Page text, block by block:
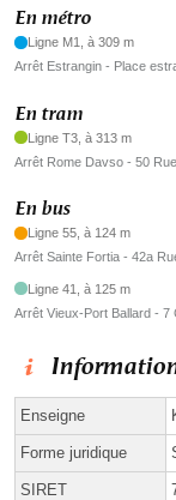
En métro
Ligne M1, à 309 m
Arrêt Estrangin - Place
En tram
Ligne T3, à 313 m
Arrêt Rome Davso - 50
En bus
Ligne 55, à 124 m
Arrêt Sainte Fortia - 42a
Ligne 41, à 125 m
Arrêt Vieux-Port Ballard - 7
Enseigne
Forme juridique
SIRET